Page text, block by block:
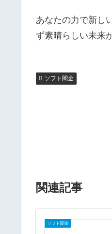
あなたの力で新し
ず素晴らしい未来
ソフト闇金
関連記事
ソフト闇金